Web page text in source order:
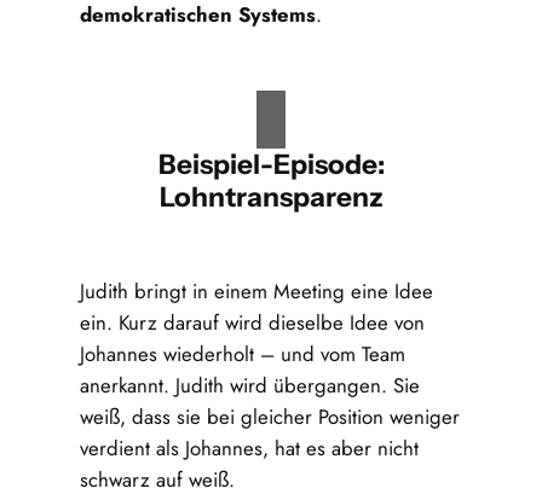
demokratischen Systems.
Beispiel-Episode:
Lohntransparenz
Judith bringt in einem Meeting eine Idee
ein. Kurz darauf wird dieselbe Idee von
Johannes wiederholt – und vom Team
anerkannt. Judith wird übergangen. Sie
weiß, dass sie bei gleicher Position weniger
verdient als Johannes, hat es aber nicht
schwarz auf weiß.